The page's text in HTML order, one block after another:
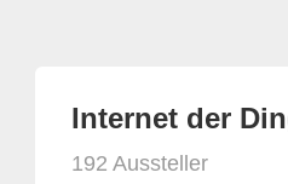
Internet der
192 Aussteller